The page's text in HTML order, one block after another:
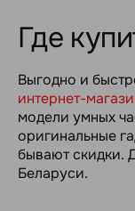
Где
Выгодно и
интернет-
модели умных
оригинальные
бывают скидки.
Беларуси.